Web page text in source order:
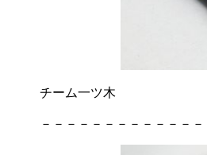
チーム一ツ木
－－－－－－－－－－－－－